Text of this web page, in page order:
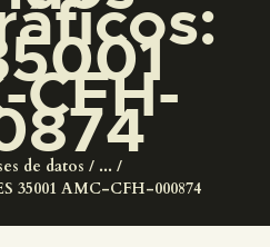
CFH-
de datos
...
35001 AMC-CFH-000874